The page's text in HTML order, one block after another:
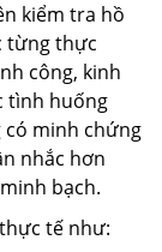
kiểm tra hồ
từng thực
công, kinh
tình huống
có minh chứng
nhắc hơn
bạch.
tế như: